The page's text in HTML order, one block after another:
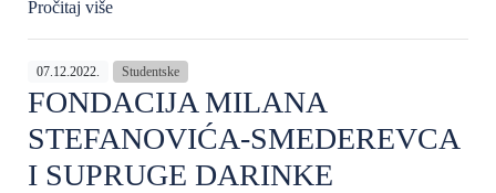
Pročitaj više
07.12.2022. Studentske
FONDACIJA MILANA
STEFANOVIĆA-SMEDEREVCA
I SUPRUGE DARINKE